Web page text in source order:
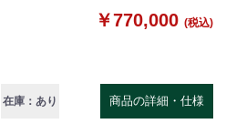
￥770,000 (税込)
在庫：あり 商品の詳細・仕様